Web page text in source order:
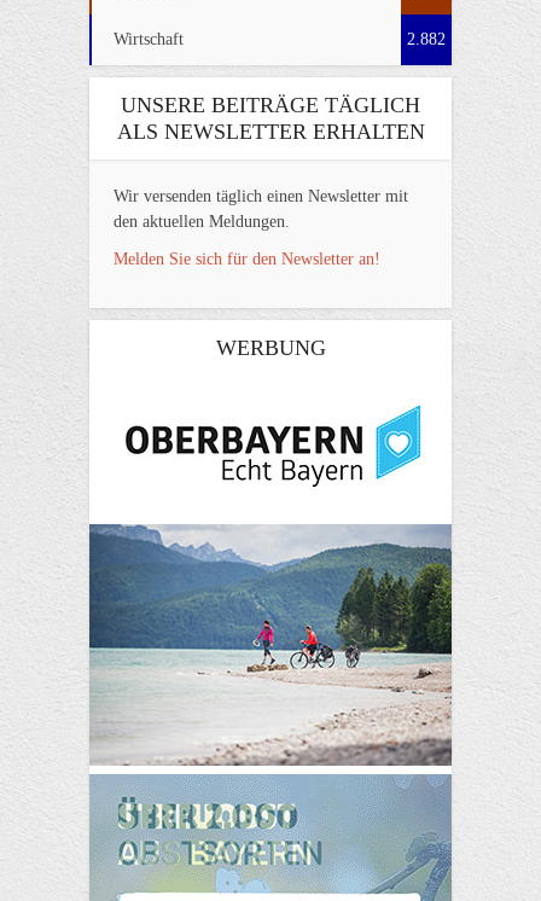
Wirtschaft 2.882
UNSERE BEITRÄGE TÄGLICH
ALS NEWSLETTER ERHALTEN
Wir versenden täglich einen Newsletter mit
den aktuellen Meldungen.
Melden Sie sich für den Newsletter an!
WERBUNG